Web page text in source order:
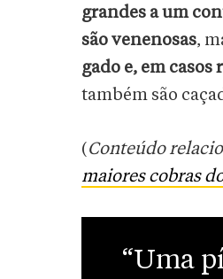
grandes a um
são venenosas,
gado e, em casos
também são
(Conteúdo
maiores cobras
“Uma